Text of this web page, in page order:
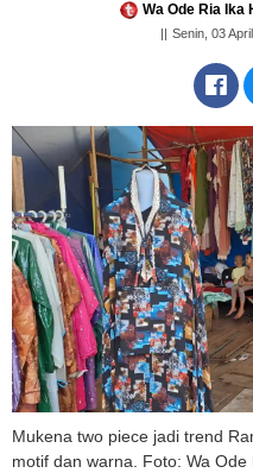
Wa Ode Ria Ika
Senin, 03
Mukena two piece jadi trend
motif dan warna. Foto: Wa Ode